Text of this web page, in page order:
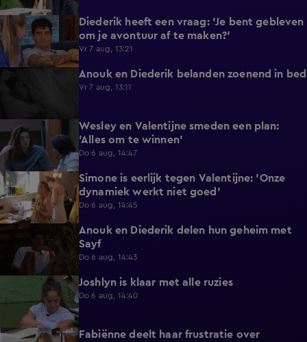
0:37
Diederik heeft een vraag: 'Je bent gebleven
om je avontuur af te maken?'
Vr 7 aug, 13:21
Anouk en Diederik belanden zoenend in bed
Vr 7 aug, 13:11
0:26
Wesley en Valentijne smeden een plan:
'Alles om te winnen'
Do 6 aug, 14:47
1:12
Simone is eerlijk tegen Valentijne: 'Onze
dynamiek werkt niet goed'
Do 6 aug, 14:45
0:48
Anouk en Diederik delen hun geheim met
Sayf
Do 6 aug, 14:43
Joshlyn is klaar met alle ruzies
Do 6 aug, 14:40
0:29
Fabiënne deelt haar frustratie over